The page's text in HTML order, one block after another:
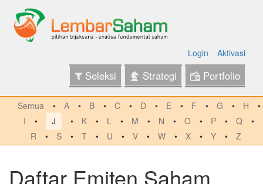
Login Aktivasi
Seleksi Strategi Portfolio
Semua A B C D E F G
H
I
J K L M N O P
Q
R
S T U V W X Y Z
Daftar Emiten Saham